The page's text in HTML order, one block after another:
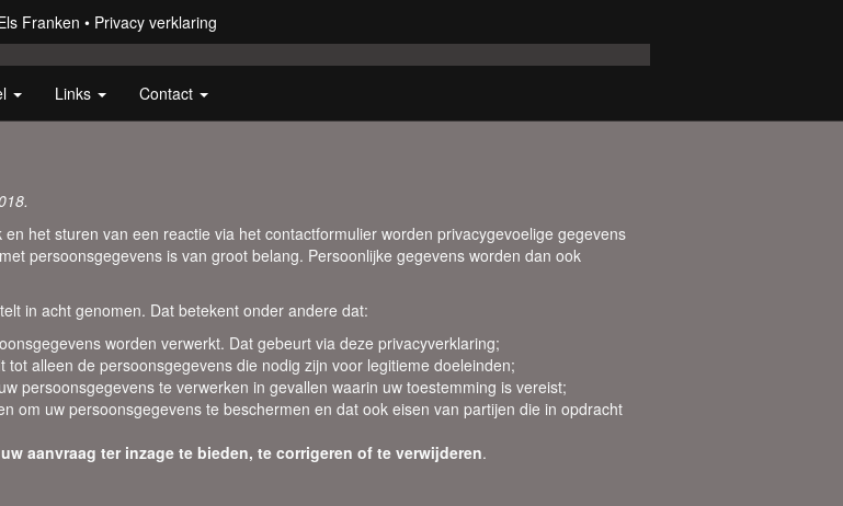
Franken Privacy verklaring
Links Contact
het sturen van een reactie via het contactformulier worden privacygevoelige gegevens
persoonsgegevens is van groot belang. Persoonlijke gegevens worden dan ook
in acht genomen. Dat betekent onder andere dat:
worden verwerkt. Dat gebeurt via deze privacyverklaring;
tot alleen de persoonsgegevens die nodig zijn voor legitieme doeleinden;
persoonsgegevens te verwerken in gevallen waarin uw toestemming is vereist;
om uw persoonsgegevens te beschermen en dat ook eisen van partijen die in opdracht
aanvraag ter inzage te bieden, te corrigeren of te verwijderen.